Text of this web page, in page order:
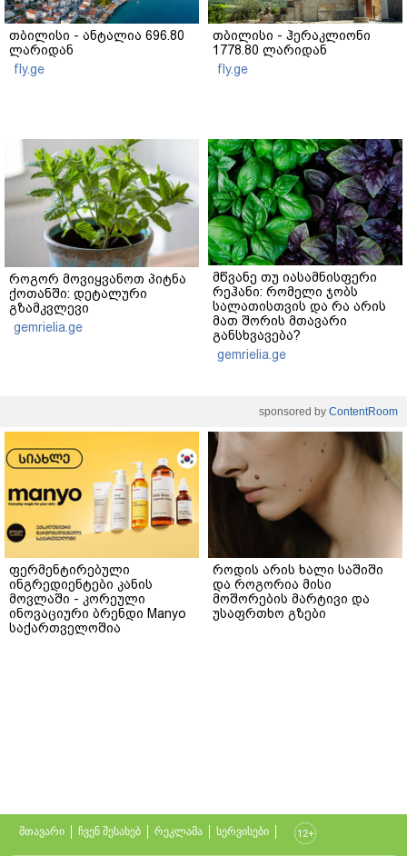
თბილისი - ანტალია 696.80
ლარიდან
fly.ge
თბილისი - ჰერაკლიონი
1778.80 ლარიდან
fly.ge
როგორ მოვიყვანოთ პიტნა
ქოთანში: დეტალური
გზამკვლევი
gemrielia.ge
მწვანე თუ იასამნისფერი
რეჰანი: რომელი ჯობს
სალათისთვის და რა არის
მათ შორის მთავარი
განსხვავება?
gemrielia.ge
sponsored by ContentRoom
ფერმენტირებული
ინგრედიენტები კანის
მოვლაში - კორეული
ინოვაციური ბრენდი Manyo
საქართველოშია
როდის არის ხალი საშიში
და როგორია მისი
მოშორების მარტივი და
უსაფრთხო გზები
მთავარი ჩვენ შესახებ რეკლამა სერვისები